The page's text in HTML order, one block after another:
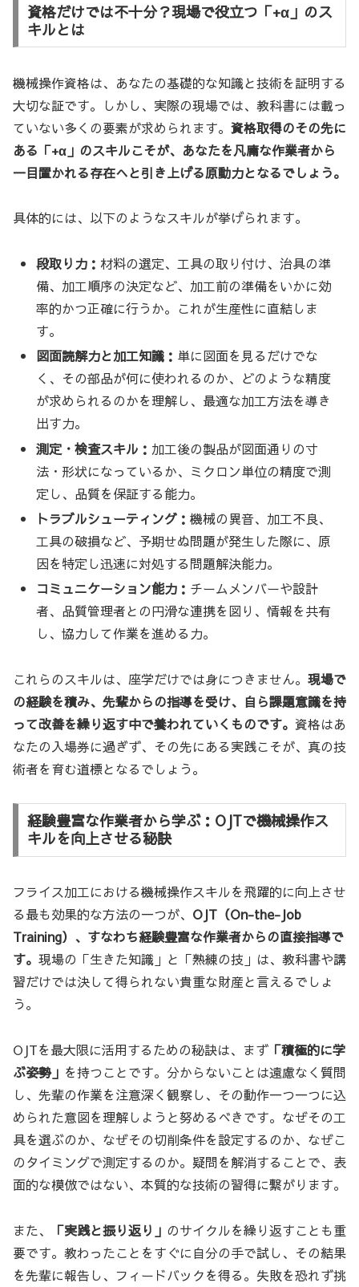
資格だけでは不十分？現場で役立つ「+α」のス
キルとは
機械操作資格は、あなたの基礎的な知識と技術を証明する
大切な証です。しかし、実際の現場では、教科書には載っ
ていない多くの要素が求められます。 資格取得のその先に
ある「+α」のスキルこそが、あなたを凡庸な作業者から
一目置かれる存在へと引き上げる原動力となるでしょう。
具体的には、以下のようなスキルが挙げられます。
段取り力： 材料の選定、工具の取り付け、治具の準
備、加工順序の決定など、加工前の準備をいかに効
率的かつ正確に行うか。これが生産性に直結しま
す。
図面読解力と加工知識： 単に図面を見るだけでな
く、その部品が何に使われるのか、どのような精度
が求められるのかを理解し、最適な加工方法を導き
出す力。
測定・検査スキル： 加工後の製品が図面通りの寸
法・形状になっているか、ミクロン単位の精度で測
定し、品質を保証する能力。
トラブルシューティング：機械の異音、加工不良、
工具の破損など、予期せぬ問題が発生した際に、原
因を特定し迅速に対処する問題解決能力。
コミュニケーション能力： チームメンバーや設計
者、品質管理者との円滑な連携を図り、情報を共有
し、協力して作業を進める力。
これらのスキルは、座学だけでは身につきません。 現場で
の経験を積み、先輩からの指導を受け、自ら課題意識を持
って改善を繰り返す中で養われていくものです。 資格はあ
なたの入場券に過ぎず、その先にある実践こそが、真の技
術者を育む道標となるでしょう。
経験豊富な作業者から学ぶ：OJTで機械操作ス
キルを向上させる秘訣
フライス加工における機械操作スキルを飛躍的に向上させ
る最も効果的な方法の一つが、 OJT（On-the-Job
Training）、すなわち経験豊富な作業者からの直接指導で
す。 現場の「生きた知識」と「熟練の技」は、教科書や講
習だけでは決して得られない貴重な財産と言えるでしょ
う。
OJTを最大限に活用するための秘訣は、まず 「積極的に学
ぶ姿勢」 を持つことです。分からないことは遠慮なく質問
し、先輩の作業を注意深く観察し、その動作一つ一つに込
められた意図を理解しようと努めるべきです。なぜその工
具を選ぶのか、なぜその切削条件を設定するのか、なぜこ
のタイミングで測定するのか。疑問を解消することで、表
面的な模倣ではない、本質的な技術の習得に繋がります。
また、 「実践と振り返り」 のサイクルを繰り返すことも重
要です。教わったことをすぐに自分の手で試し、その結果
を先輩に報告し、フィードバックを得る。失敗を恐れず挑